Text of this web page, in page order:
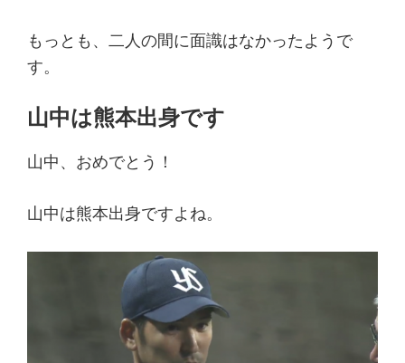
もっとも、二人の間に面識はなかったようで
す。
山中は熊本出身です
山中、おめでとう！
山中は熊本出身ですよね。